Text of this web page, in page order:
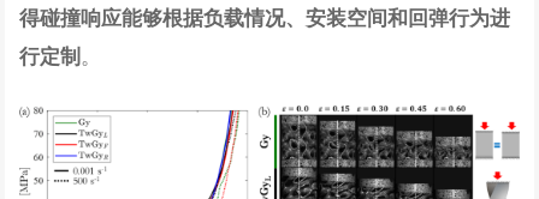
得碰撞响应能够根据负载情况、安装空间和回弹行为进
行定制。